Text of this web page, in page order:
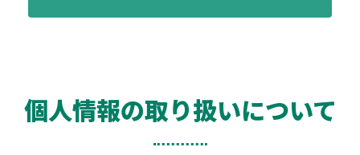
個人情報の取り扱いについて